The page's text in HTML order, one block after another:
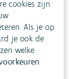
heel
cookies zijn
Als je op
je ook de
welke